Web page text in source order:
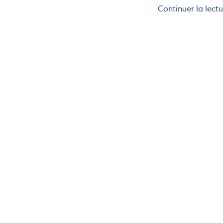
Continuer la